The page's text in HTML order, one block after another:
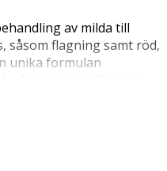
av milda till
såsom flagning samt röd,
unika formulan
samtidigt som
hudens eget
stärks och